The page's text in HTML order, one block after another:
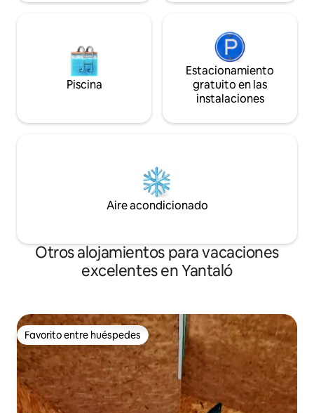
Piscina
Estacionamiento
gratuito en las
instalaciones
Aire acondicionado
Otros alojamientos para vacaciones
excelentes en Yantaló
Favorito entre huéspedes
Favorito entre huéspedes